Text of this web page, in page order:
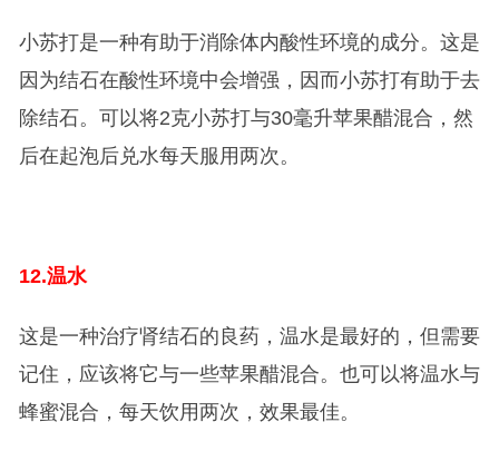
小苏打是一种有助于消除体内酸性环境的成分。这是
因为结石在酸性环境中会增强，因而小苏打有助于去
除结石。可以将2克小苏打与30毫升苹果醋混合，然
后在起泡后兑水每天服用两次。
12.温水
这是一种治疗肾结石的良药，温水是最好的，但需要
记住，应该将它与一些苹果醋混合。也可以将温水与
蜂蜜混合，每天饮用两次，效果最佳。